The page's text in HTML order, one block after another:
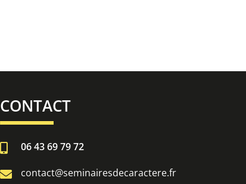
CONTACT
06 43 69 79 72
contact@seminairesdecaractere.fr